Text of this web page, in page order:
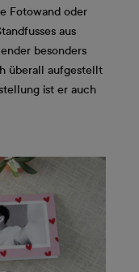
Fotowand oder
aus
besonders
überall aufgestellt
ist er auch